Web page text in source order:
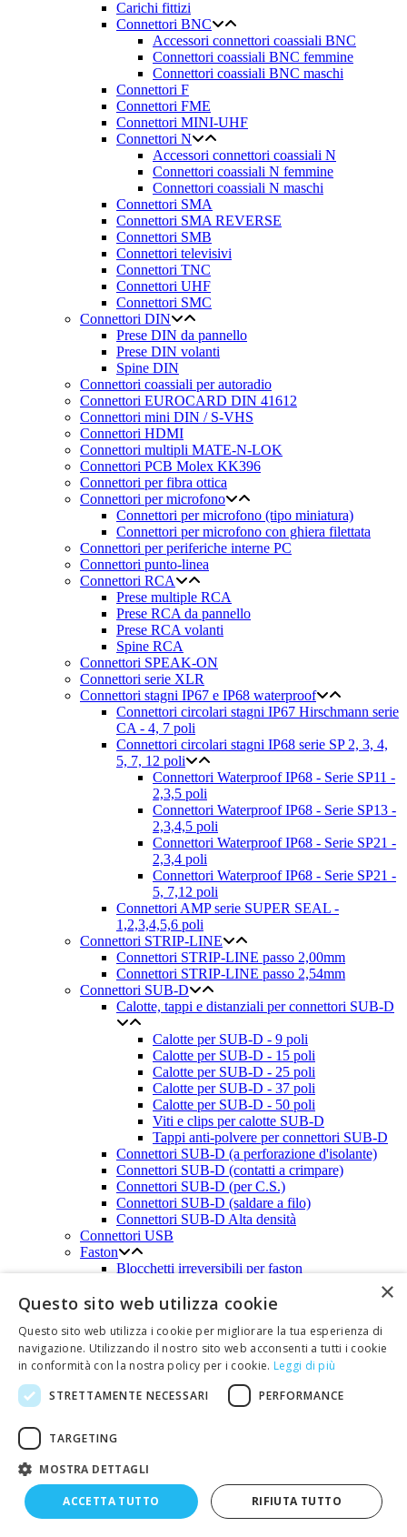
Carichi fittizi
Connettori BNC
Accessori connettori coassiali BNC
Connettori coassiali BNC femmine
Connettori coassiali BNC maschi
Connettori F
Connettori FME
Connettori MINI-UHF
Connettori N
Accessori connettori coassiali N
Connettori coassiali N femmine
Connettori coassiali N maschi
Connettori SMA
Connettori SMA REVERSE
Connettori SMB
Connettori televisivi
Connettori TNC
Connettori UHF
Connettori SMC
Connettori DIN
Prese DIN da pannello
Prese DIN volanti
Spine DIN
Connettori coassiali per autoradio
Connettori EUROCARD DIN 41612
Connettori mini DIN / S-VHS
Connettori HDMI
Connettori multipli MATE-N-LOK
Connettori PCB Molex KK396
Connettori per fibra ottica
Connettori per microfono
Connettori per microfono (tipo miniatura)
Connettori per microfono con ghiera filettata
Connettori per periferiche interne PC
Connettori punto-linea
Connettori RCA
Prese multiple RCA
Prese RCA da pannello
Prese RCA volanti
Spine RCA
Connettori SPEAK-ON
Connettori serie XLR
Connettori stagni IP67 e IP68 waterproof
Connettori circolari stagni IP67 Hirschmann serie
CA - 4, 7 poli
Connettori circolari stagni IP68 serie SP 2, 3, 4,
5, 7, 12 poli
Connettori Waterproof IP68 - Serie SP11 -
2,3,5 poli
Connettori Waterproof IP68 - Serie SP13 -
2,3,4,5 poli
Connettori Waterproof IP68 - Serie SP21 -
2,3,4 poli
Connettori Waterproof IP68 - Serie SP21 -
5, 7,12 poli
Connettori AMP serie SUPER SEAL -
1,2,3,4,5,6 poli
Connettori STRIP-LINE
Connettori STRIP-LINE passo 2,00mm
Connettori STRIP-LINE passo 2,54mm
Connettori SUB-D
Calotte, tappi e distanziali per connettori SUB-D
Calotte per SUB-D - 9 poli
Calotte per SUB-D - 15 poli
Calotte per SUB-D - 25 poli
Calotte per SUB-D - 37 poli
Calotte per SUB-D - 50 poli
Viti e clips per calotte SUB-D
Tappi anti-polvere per connettori SUB-D
Connettori SUB-D (a perforazione d'isolante)
Connettori SUB-D (contatti a crimpare)
Connettori SUB-D (per C.S.)
Connettori SUB-D (saldare a filo)
Connettori SUB-D Alta densità
Connettori USB
Faston
Blocchetti irreversibili per faston
Faston e coprifaston in kit
Faston preisolati
Faston preisolati maschi
Faston preisolati femmine
Jack e plug audio
Spine audio 2,5-6,3mm
Spine audio 2,5mm
Spine audio 3,5mm
×
Questo sito web utilizza cookie
Questo sito web utilizza i cookie per migliorare la tua esperienza di
navigazione. Utilizzando il nostro sito web acconsenti a tutti i cookie
in conformità con la nostra policy per i cookie. Leggi di più
STRETTAMENTE NECESSARI
PERFORMANCE
TARGETING
MOSTRA DETTAGLI
ACCETTA TUTTO RIFIUTA TUTTO